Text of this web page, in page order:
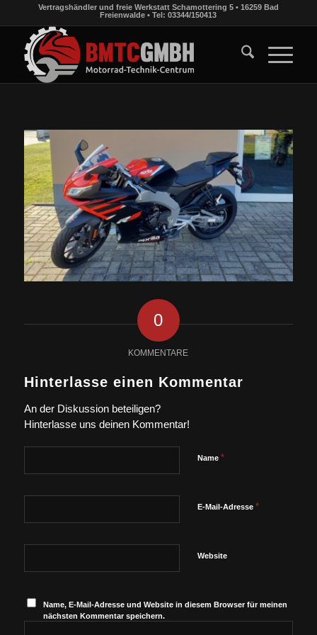
Vertragshändler und freie Werkstatt Schamottering 5 • 16259 Bad
Freienwalde • Tel: 03344/150413
0
KOMMENTARE
Hinterlasse einen Kommentar
An der Diskussion beteiligen?
Hinterlasse uns deinen Kommentar!
Name *
E-Mail-Adresse *
Website
Name, E-Mail-Adresse und Website in diesem Browser für meinen
nächsten Kommentar speichern.